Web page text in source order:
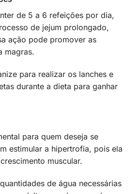
de 5 a 6 refeições por dia,
de jejum prolongado,
ação pode promover as
magras.
para realizar os lanches e
durante a dieta para ganhar
para quem deseja se
estimular a hipertrofia, pois ela
muscular.
de água necessárias